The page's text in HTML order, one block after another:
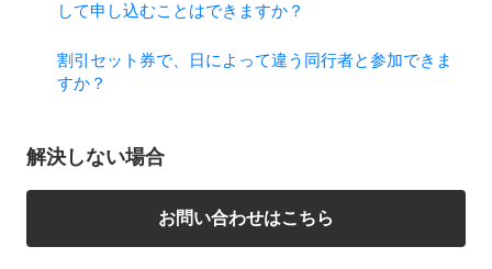
して申し込むことはできますか？
割引セット券で、日によって違う同行者と参加できま
すか？
解決しない場合
お問い合わせはこちら